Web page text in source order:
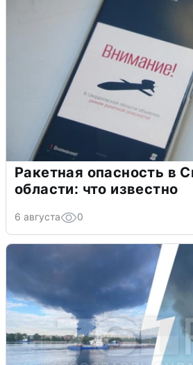
Ракетная опасность в
области: что известно
6 августа 0